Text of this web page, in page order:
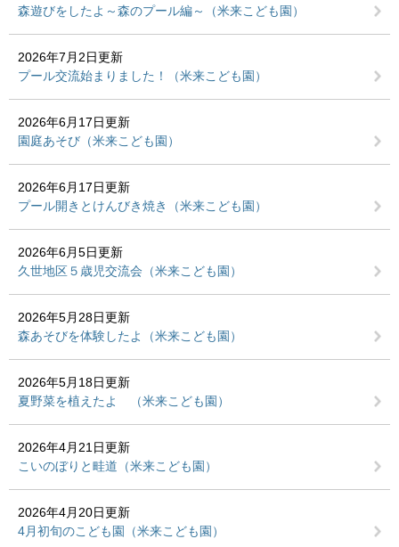
森遊びをしたよ～森のプール編～（米来こども園）
2026年7月2日更新
プール交流始まりました！（米来こども園）
2026年6月17日更新
園庭あそび（米来こども園）
2026年6月17日更新
プール開きとけんびき焼き（米来こども園）
2026年6月5日更新
久世地区５歳児交流会（米来こども園）
2026年5月28日更新
森あそびを体験したよ（米来こども園）
2026年5月18日更新
夏野菜を植えたよ （米来こども園）
2026年4月21日更新
こいのぼりと畦道（米来こども園）
2026年4月20日更新
4月初旬のこども園（米来こども園）